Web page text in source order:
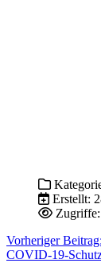
Erstellt:
Vorheriger
COVID-19-